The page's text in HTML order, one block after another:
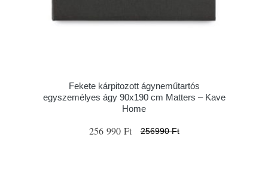
Fekete kárpitozott ágyneműtartós
egyszemélyes ágy 90x190 cm Matters – Kave
Home
256 990 Ft 256990 Ft